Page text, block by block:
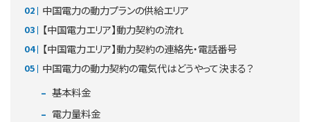
中国電力の動力プランの供給エリア
【中国電力エリア】動力契約の流れ
【中国電力エリア】動力契約の連絡先・電話番号
中国電力の動力契約の電気代はどうやって決まる？
基本料金
電力量料金